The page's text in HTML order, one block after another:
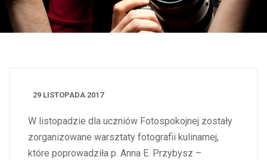
29 LISTOPADA 2017
W listopadzie dla uczniów Fotospokojnej zostały
zorganizowane warsztaty fotografii kulinarnej,
które poprowadziła p. Anna E. Przybysz –